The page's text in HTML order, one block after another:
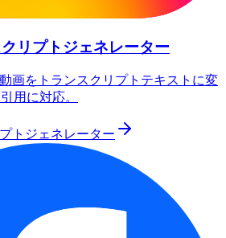
リプトジェネレーター
画をトランスクリプトテキストに変
用に対応。
トジェネレーター